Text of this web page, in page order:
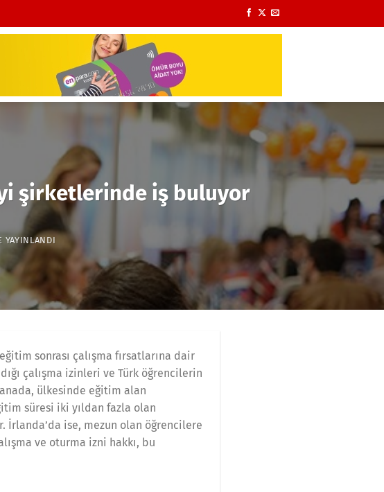
şirketlerinde iş buluyor
YAYINLANDI
sonrası çalışma fırsatlarına dair
çalışma izinleri ve Türk öğrencilerin
ülkesinde eğitim alan
süresi iki yıldan fazla olan
İrlanda’da ise, mezun olan öğrencilere
ve oturma izni hakkı, bu